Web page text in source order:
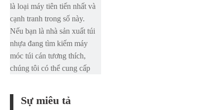
là loại máy tiên tiến nhất và
cạnh tranh trong số này.
Nếu bạn là nhà sản xuất túi
nhựa đang tìm kiếm máy
móc túi cán tương thích,
chúng tôi có thể cung cấp
và tư vấn chuyên nghiệp
nhất trong quá trình sản xuất.
Sự miêu tả